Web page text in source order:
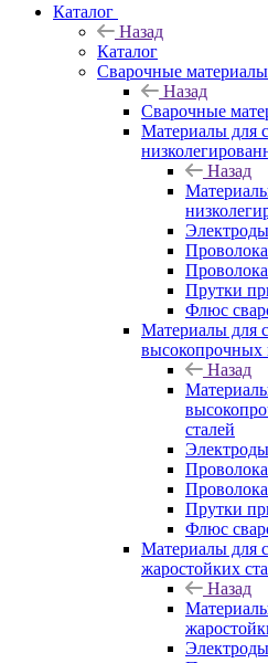
Каталог
Назад
Каталог
Сварочные материалы
Назад
Сварочные
Материалы для
Назад
Прутки
Флюс
Материалы для
высокопрочных
Назад
сталей
Прутки
Флюс
Материалы для
жаростойких
Назад